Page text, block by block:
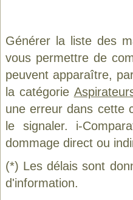
Générer la liste des
vous permettre de
peuvent apparaître,
la catégorie
une erreur dans cette
le signaler. i-
dommage direct ou
(*) Les délais sont
d'information.